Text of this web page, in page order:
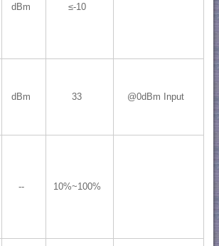
dBm ≤-10
dBm 33 @0dBm Input
-- 10%~100%